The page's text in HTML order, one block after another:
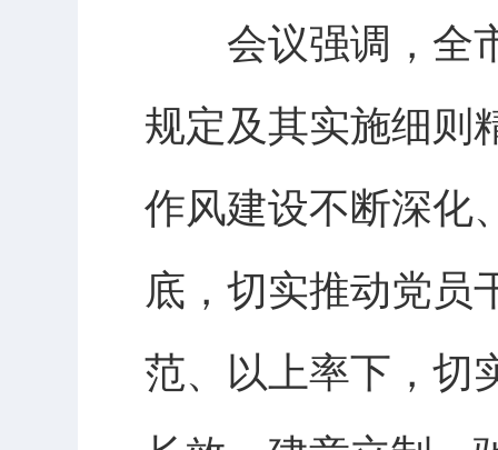
会议强调，全市
规定及其实施细则
作风建设不断深化
底，切实推动党员
范、以上率下，切